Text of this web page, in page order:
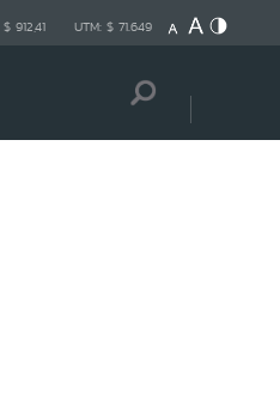
$ 912,41 UTM: $ 71.649